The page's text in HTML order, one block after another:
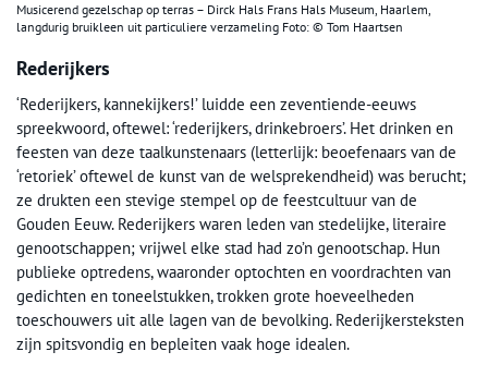
Musicerend gezelschap op terras – Dirck Hals Frans Hals Museum, Haarlem,
langdurig bruikleen uit particuliere verzameling Foto: © Tom Haartsen
Rederijkers
‘Rederijkers, kannekijkers!’ luidde een zeventiende-eeuws
spreekwoord, oftewel: ‘rederijkers, drinkebroers’. Het drinken en
feesten van deze taalkunstenaars (letterlijk: beoefenaars van de
‘retoriek’ oftewel de kunst van de welsprekendheid) was berucht;
ze drukten een stevige stempel op de feestcultuur van de
Gouden Eeuw. Rederijkers waren leden van stedelijke, literaire
genootschappen; vrijwel elke stad had zo’n genootschap. Hun
publieke optredens, waaronder optochten en voordrachten van
gedichten en toneelstukken, trokken grote hoeveelheden
toeschouwers uit alle lagen van de bevolking. Rederijkersteksten
zijn spitsvondig en bepleiten vaak hoge idealen.